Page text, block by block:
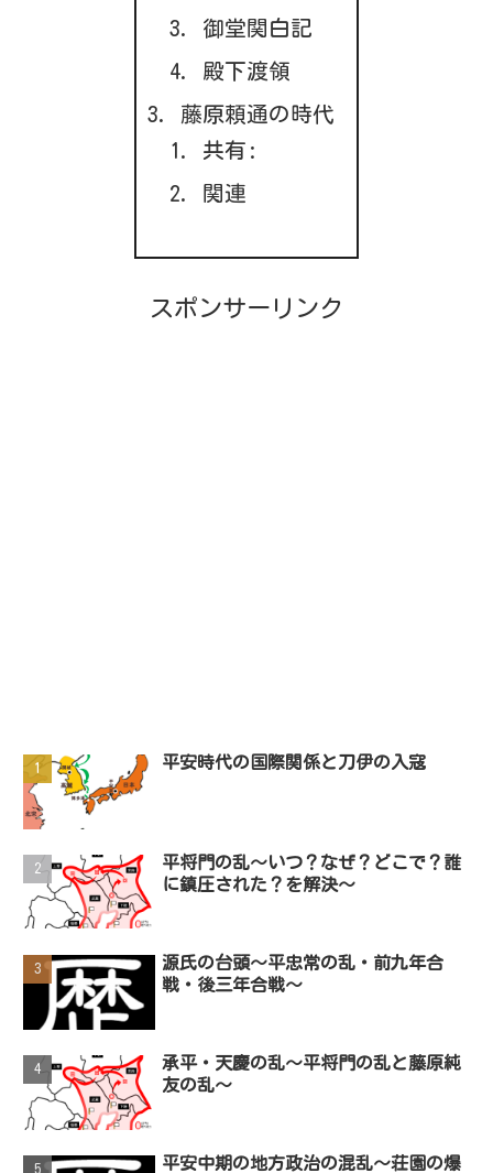
御堂関白記
殿下渡領
藤原頼通の時代
共有:
関連
スポンサーリンク
平安時代の国際関係と刀伊の入寇
平将門の乱～いつ？なぜ？どこで？誰
に鎮圧された？を解決～
源氏の台頭～平忠常の乱・前九年合
戦・後三年合戦～
承平・天慶の乱〜平将門の乱と藤原純
友の乱〜
平安中期の地方政治の混乱～荘園の爆